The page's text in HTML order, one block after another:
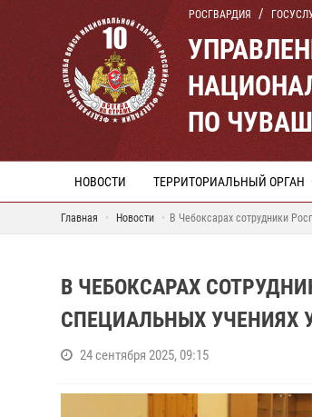
РОСГВАРДИЯ
ПО
НОВОСТИ ТЕРРИТОРИАЛЬНЫЙ ОРГАН
Главная Новости В Чебоксарах сотрудники
В ЧЕБОКСАРАХ
СПЕЦИАЛЬНЫХ УЧЕНИЯХ
24 сентября 2025, 09:15